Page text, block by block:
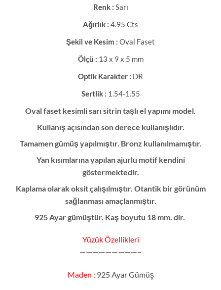
Renk : Sarı
Ağırlık : 4.95 Cts
Şekil ve Kesim : Oval Faset
Ölçü : 13 x 9 x 5 mm
Optik Karakter : DR
Sertlik : 1.54-1.55
Oval faset kesimli sarı sitrin taşlı el yapımı model.
Kullanış açısından son derece kullanışlıdır.
Tamamen gümüş yapılmıştır. Bronz kullanılmamıştır.
Yan kısımlarına yapılan ajurlu motif kendini
göstermektedir.
Kaplama olarak oksit çalışılmıştır. Otantik bir görünüm
sağlanması amaçlanmıştır.
925 Ayar gümüştür. Kaş boyutu 18 mm. dir.
Yüzük Özellikleri
—————————–
Maden : 925 Ayar Gümüş